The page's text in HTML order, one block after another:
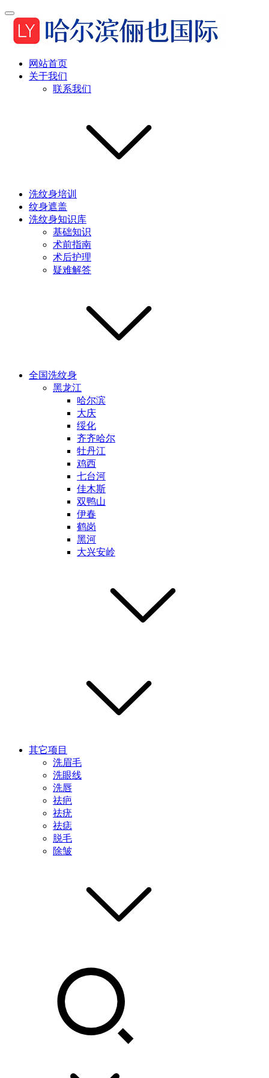
网站首页
关于我们
联系我们
洗纹身培训
纹身遮盖
洗纹身知识库
基础知识
术前指南
术后护理
疑难解答
全国洗纹身
黑龙江
哈尔滨
大庆
绥化
齐齐哈尔
牡丹江
鸡西
七台河
佳木斯
双鸭山
伊春
鹤岗
黑河
大兴安岭
其它项目
洗眉毛
洗眼线
洗唇
祛疤
祛疣
祛痣
脱毛
除皱